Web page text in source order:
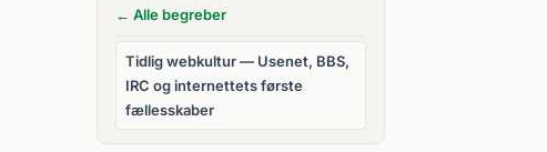
← Alle begreber
Tidlig webkultur — Usenet, BBS,
IRC og internettets første
fællesskaber